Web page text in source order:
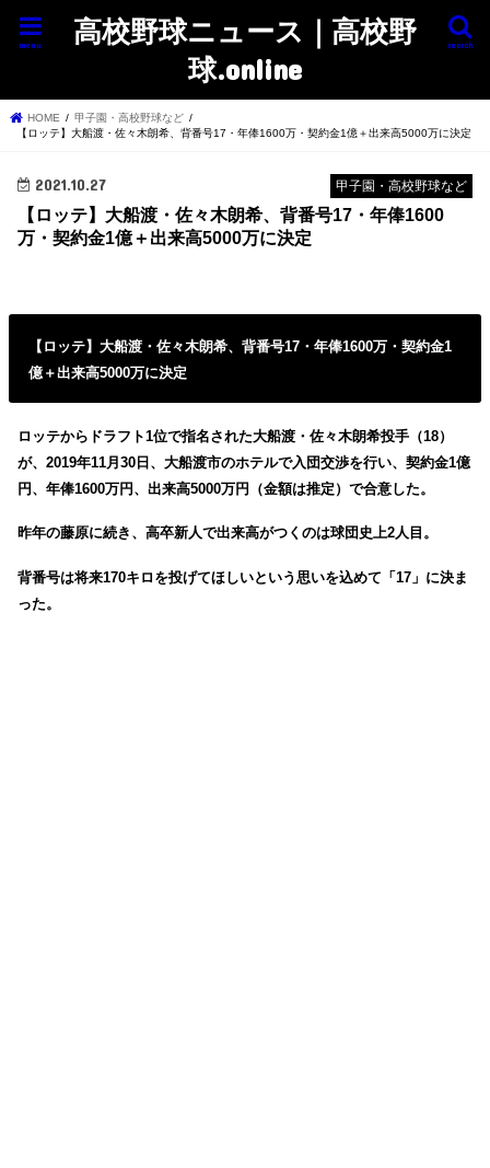
高校野球ニュース｜高校野
球.online
search
menu
HOME
甲子園・高校野球など
【ロッテ】大船渡・佐々木朗希、背番号17・年俸1600万・契約金1億＋出来高5000万に決定
甲子園・高校野球など
2021.10.27
【ロッテ】大船渡・佐々木朗希、背番号17・年俸1600
万・契約金1億＋出来高5000万に決定
【ロッテ】大船渡・佐々木朗希、背番号17・年俸1600万・契約金1
億＋出来高5000万に決定
ロッテからドラフト1位で指名された大船渡・佐々木朗希投手（18）
が、2019年11月30日、大船渡市のホテルで入団交渉を行い、契約金1億
円、年俸1600万円、出来高5000万円（金額は推定）で合意した。
昨年の藤原に続き、高卒新人で出来高がつくのは球団史上2人目。
背番号は将来170キロを投げてほしいという思いを込めて「17」に決ま
った。